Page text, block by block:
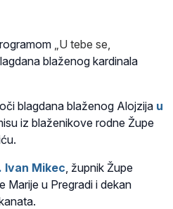
„U tebe se,
blaženog kardinala
blagdana blaženog Alojzija u
iz blaženikove rodne Župe
Ivan Mikec , župnik Župe
Marije u Pregradi i dekan